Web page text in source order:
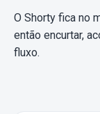
O Shorty fica no
então encurtar,
fluxo.